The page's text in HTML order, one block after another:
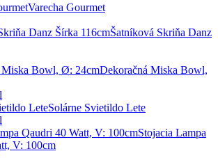
Varecha Gourmet
Šatníková Skriňa Danz
Dekoračná Miska Bowl,
Solárne Svietildo Lete
Stojacia Lampa
V: 100cm